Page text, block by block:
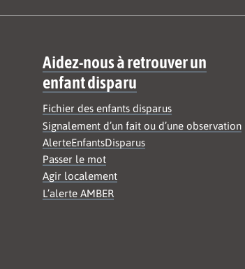
Aidez-nous à retrouver un
enfant disparu
Fichier des enfants disparus
Signalement d’un fait ou d’une observation
AlerteEnfantsDisparus
Passer le mot
Agir localement
L’alerte AMBER